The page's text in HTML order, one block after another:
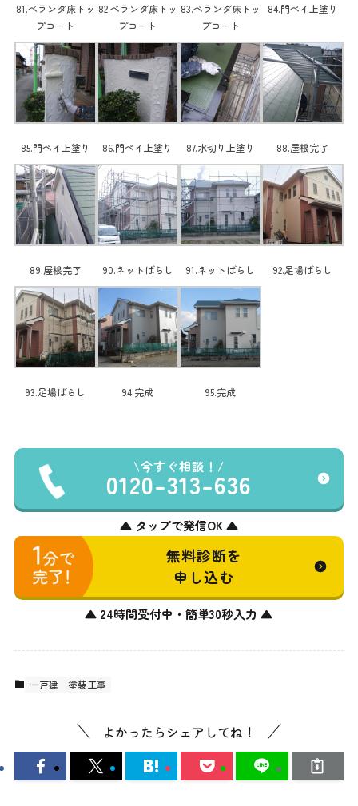
81.ベランダ床トッ
プコート
82.ベランダ床トッ
プコート
83.ベランダ床トッ
プコート
84.門ペイ上塗り
85.門ペイ上塗り 86.門ペイ上塗り 87.水切り上塗り 88.屋根完了
89.屋根完了 90.ネットばらし 91.ネットばらし 92.足場ばらし
93.足場ばらし 94.完成 95.完成
今すぐ相談！
0120-313-636
▲ タップで発信OK ▲
無料診断を
申し込む
▲ 24時間受付中・簡単30秒入力 ▲
一戸建 塗装工事
よかったらシェアしてね！